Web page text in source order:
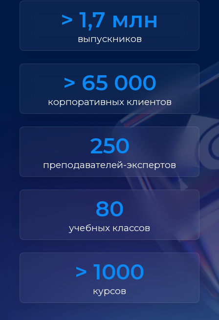
> 1,7 млн
выпускников
> 65 000
корпоративных клиентов
250
преподавателей-экспертов
80
учебных классов
> 1000
курсов